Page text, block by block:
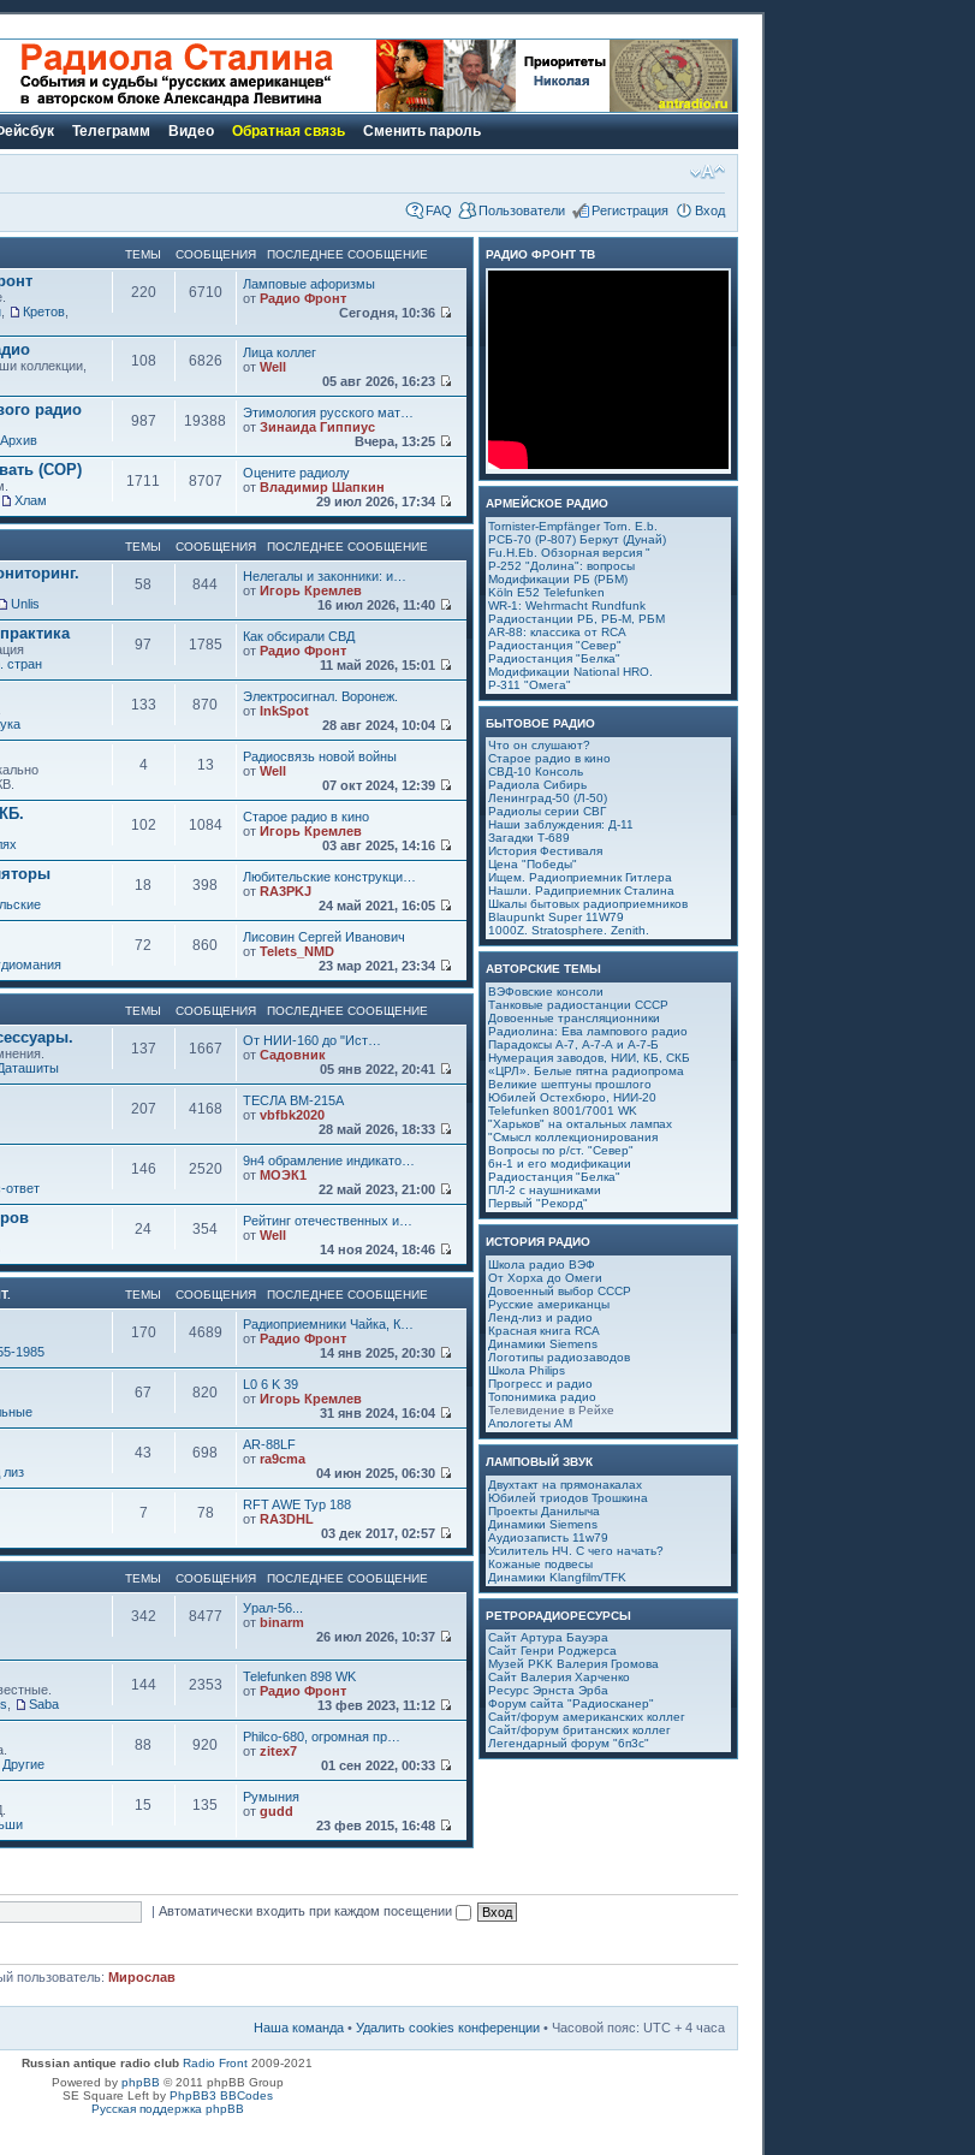
Телеграмм Видео Обратная связь Сменить пароль
FAQ Пользователи Регистрация Вход
ТЕМЫ СООБЩЕНИЯ ПОСЛЕДНЕЕ СООБЩЕНИЕ
Кретов
220 6710
Ламповые афоризмы
от Радио Фронт
Сегодня, 10:36
коллекции,
108 6826
Лица коллег
от Well
05 авг 2026, 16:23
радио
Архив
987 19388
Этимология русского мат…
от Зинаида Гиппиус
Вчера, 13:25
(СОР)
Хлам
1711 8707
Оцените радиолу
от Владимир Шапкин
29 июл 2026, 17:34
ТЕМЫ СООБЩЕНИЯ ПОСЛЕДНЕЕ СООБЩЕНИЕ
Unlis
58 844
Нелегалы и законники: и…
от Игорь Кремлев
16 июл 2026, 11:40
стран
97 1785
Как обсирали СВД
от Радио Фронт
11 май 2026, 15:01
133 870
Электросигнал. Воронеж.
от InkSpot
28 авг 2024, 10:04
4 13
Радиосвязь новой войны
от Well
07 окт 2024, 12:39
102 1084
Старое радио в кино
от Игорь Кремлев
03 авг 2025, 14:16
18 398
Любительские конструкци…
от RA3PKJ
24 май 2021, 16:05
72 860
Лисовин Сергей Иванович
от Telets_NMD
23 мар 2021, 23:34
ТЕМЫ СООБЩЕНИЯ ПОСЛЕДНЕЕ СООБЩЕНИЕ
137 1667
От НИИ-160 до "Ист…
от Садовник
05 янв 2022, 20:41
207 4168
ТЕСЛА ВМ-215А
от vbfbk2020
28 май 2026, 18:33
ответ
146 2520
9н4 обрамление индикато…
от МОЭК1
22 май 2023, 21:00
24 354
Рейтинг отечественных и…
от Well
14 ноя 2024, 18:46
ТЕМЫ СООБЩЕНИЯ ПОСЛЕДНЕЕ СООБЩЕНИЕ
1985
170 4689
Радиоприемники Чайка, К…
от Радио Фронт
14 янв 2025, 20:30
67 820
L0 6 K 39
от Игорь Кремлев
31 янв 2024, 16:04
лиз
43 698
AR-88LF
от ra9cma
04 июн 2025, 06:30
7 78
RFT AWE Typ 188
от RA3DHL
03 дек 2017, 02:57
ТЕМЫ СООБЩЕНИЯ ПОСЛЕДНЕЕ СООБЩЕНИЕ
342 8477
Урал-56...
от binarm
26 июл 2026, 10:37
Saba
144 2353
Telefunken 898 WK
от Радио Фронт
13 фев 2023, 11:12
Другие
88 920
Philco-680, огромная пр…
от zitex7
01 сен 2022, 00:33
15 135
Румыния
от gudd
23 фев 2015, 16:48
РАДИО ФРОНТ ТВ
АРМЕЙСКОЕ РАДИО
Tornister-Empfänger Torn. E.b.
РСБ-70 (Р-807) Беркут (Дунай)
Fu.H.Eb. Обзорная версия "
Р-252 "Долина": вопросы
Модификации РБ (РБМ)
Köln E52 Telefunken
WR-1: Wehrmacht Rundfunk
Радиостанции РБ, РБ-М, РБМ
AR-88: классика от RCA
Радиостанция "Север"
Радиостанция "Белка"
Модификации National HRO.
Р-311 "Омега"
БЫТОВОЕ РАДИО
Что он слушают?
Старое радио в кино
СВД-10 Консоль
Радиола Сибирь
Ленинград-50 (Л-50)
Радиолы серии СВГ
Наши заблуждения: Д-11
Загадки Т-689
История Фестиваля
Цена "Победы"
Ищем. Радиоприемник Гитлера
Нашли. Радиприемник Сталина
Шкалы бытовых радиоприемников
Blaupunkt Super 11W79
1000Z. Stratosphere. Zenith.
АВТОРСКИЕ ТЕМЫ
ВЭФовские консоли
Танковые радиостанции СССР
Довоенные трансляционники
Радиолина: Ева лампового радио
Парадоксы А-7, А-7-А и А-7-Б
Нумерация заводов, НИИ, КБ, СКБ
«ЦРЛ». Белые пятна радиопрома
Великие шептуны прошлого
Юбилей Остехбюро, НИИ-20
Telefunken 8001/7001 WK
"Харьков" на октальных лампах
"Смысл коллекционирования
Вопросы по р/ст. "Север"
6н-1 и его модификации
Радиостанция "Белка"
ПЛ-2 с наушниками
Первый "Рекорд"
ИСТОРИЯ РАДИО
Школа радио ВЭФ
От Хорха до Омеги
Довоенный выбор СССР
Русские американцы
Ленд-лиз и радио
Красная книга RCA
Динамики Siemens
Логотипы радиозаводов
Школа Philips
Прогресс и радио
Топонимика радио
Телевидение в Рейхе
Апологеты АМ
ЛАМПОВЫЙ ЗВУК
Двухтакт на прямонакалах
Юбилей триодов Трошкина
Проекты Данилыча
Динамики Siemens
Аудиозаписть 11w79
Усилитель НЧ. С чего начать?
Кожаные подвесы
Динамики Klangfilm/TFK
РЕТРОРАДИОРЕСУРСЫ
Сайт Артура Бауэра
Сайт Генри Роджерса
Музей PKK Валерия Громова
Сайт Валерия Харченко
Ресурс Эрнста Эрба
Форум сайта "Радиосканер"
Сайт/форум американских коллег
Сайт/форум британских коллег
Легендарный форум "6п3с"
| Автоматически входить при каждом посещении
пользователь: Мирослав
Наша команда • Удалить cookies конференции • Часовой пояс: UTC + 4 часа
Russian antique radio club Radio Front 2009-2021
Powered by phpBB © 2011 phpBB Group
SE Square Left by PhpBB3 BBCodes
Русская поддержка phpBB